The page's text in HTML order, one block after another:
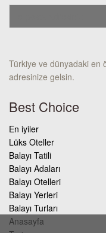
Türkiye ve dünyadaki en
adresinize gelsin.
Best Choice
En iyiler
Lüks Oteller
Balayı Tatili
Balayı Adaları
Balayı Otelleri
Balayı Yerleri
Balayı Turları
Anasayfa